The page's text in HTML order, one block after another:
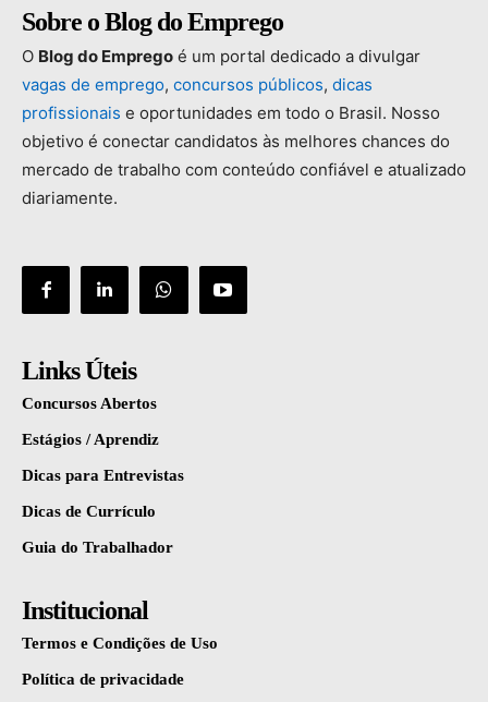
Sobre o Blog do Emprego
O Blog do Emprego é um portal dedicado a divulgar
vagas de emprego, concursos públicos, dicas
profissionais e oportunidades em todo o Brasil. Nosso
objetivo é conectar candidatos às melhores chances do
mercado de trabalho com conteúdo confiável e atualizado
diariamente.
Links Úteis
Concursos Abertos
Estágios / Aprendiz
Dicas para Entrevistas
Dicas de Currículo
Guia do Trabalhador
Institucional
Termos e Condições de Uso
Política de privacidade